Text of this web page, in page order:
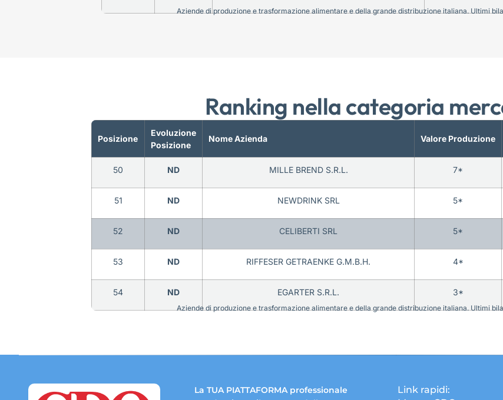
Aziende di produzione e trasformazione alimentare e della grande distribuzione italiana. Ultimi
Ranking nella categoria
Posizione
Evoluzione
Posizione
Nome Azienda Valore Produzione
50 ND MILLE BREND S.R.L. 7*
51 ND NEWDRINK SRL 5*
52 ND CELIBERTI SRL 5*
53 ND RIFFESER GETRAENKE G.M.B.H. 4*
54 ND EGARTER S.R.L. 3*
Aziende di produzione e trasformazione alimentare e della grande distribuzione italiana. Ultimi
La TUA PIATTAFORMA professionale
Link rapidi: